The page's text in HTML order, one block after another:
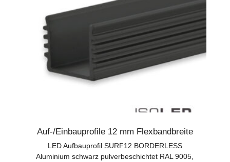
Auf-/Einbauprofile 12 mm Flexbandbreite
LED Aufbauprofil SURF12 BORDERLESS
Aluminium schwarz pulverbeschichtet RAL 9005,